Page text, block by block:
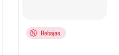
Rebajas